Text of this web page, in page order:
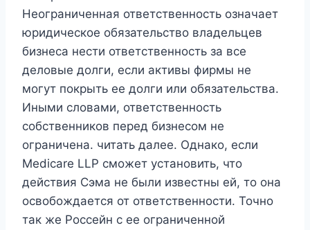
Неограниченная ответственность означает
юридическое обязательство владельцев
бизнеса нести ответственность за все
деловые долги, если активы фирмы не
могут покрыть ее долги или обязательства.
Иными словами, ответственность
собственников перед бизнесом не
ограничена. читать далее. Однако, если
Medicare LLP сможет установить, что
действия Сэма не были известны ей, то она
освобождается от ответственности. Точно
так же Россейн с ее ограниченной